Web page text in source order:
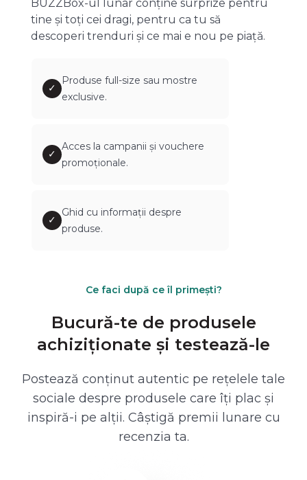
BUZZBox-ul lunar conține surprize pentru
tine și toți cei dragi, pentru ca tu să
descoperi trenduri și ce mai e nou pe piață.
✓
Produse full-size sau mostre
exclusive.
✓
Acces la campanii și vouchere
promoționale.
✓
Ghid cu informații despre
produse.
Ce faci după ce îl primești?
Bucură-te de produsele
achiziționate și testează-le
Postează conținut autentic pe rețelele tale
sociale despre produsele care îți plac și
inspiră-i pe alții. Câștigă premii lunare cu
recenzia ta.